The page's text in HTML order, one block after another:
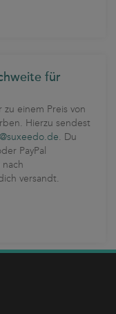
für
einem Preis von
Hierzu sendest
. Du
PayPal
versandt.